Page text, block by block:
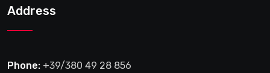
Address
Phone: +39/380 49 28 856